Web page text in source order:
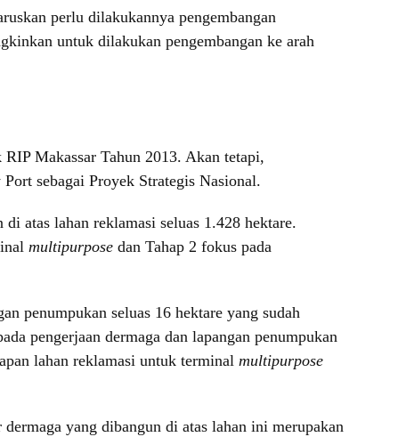
perlu dilakukannya pengembangan
untuk dilakukan pengembangan ke arah
RIP Makassar Tahun 2013. Akan tetapi,
sebagai Proyek Strategis Nasional.
atas lahan reklamasi seluas 1.428 hektare.
multipurpose dan Tahap 2 fokus pada
penumpukan seluas 16 hektare yang sudah
pengerjaan dermaga dan lapangan penumpukan
lahan reklamasi untuk terminal multipurpose
yang dibangun di atas lahan ini merupakan